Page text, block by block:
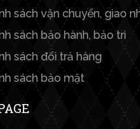
sách vận chuyển, giao
sách bảo hành, bảo trì
sách đổi trả hàng
sách bảo mật